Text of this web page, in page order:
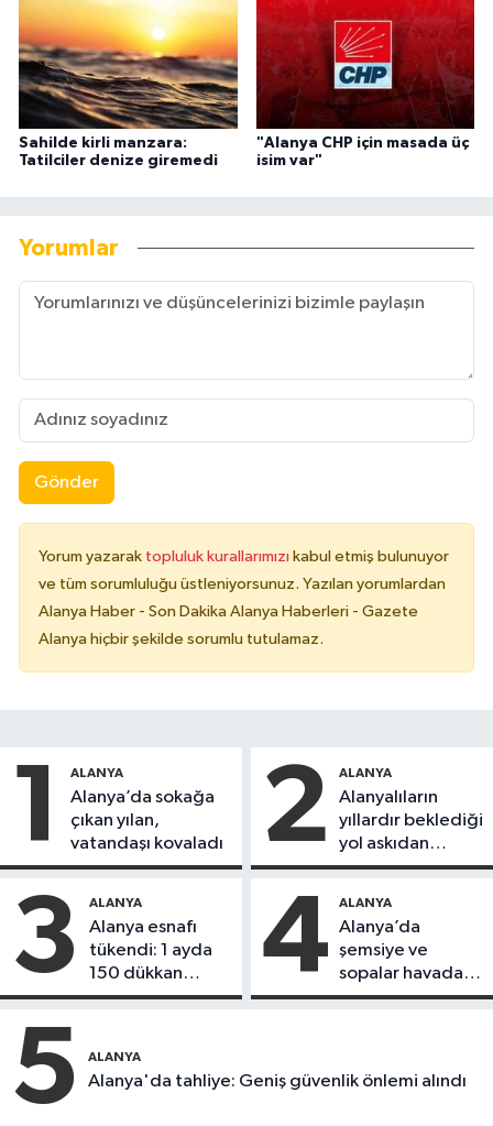
Sahilde kirli manzara:
Tatilciler denize giremedi
"Alanya CHP için masada üç
isim var"
Yorumlar
Gönder
Yorum yazarak topluluk kurallarımızı kabul etmiş bulunuyor
ve tüm sorumluluğu üstleniyorsunuz. Yazılan yorumlardan
Alanya Haber - Son Dakika Alanya Haberleri - Gazete
Alanya hiçbir şekilde sorumlu tutulamaz.
1 ALANYA
Alanya’da sokağa
çıkan yılan,
vatandaşı kovaladı
2 ALANYA
Alanyalıların
yıllardır beklediği
yol askıdan
döndü
3 ALANYA
Alanya esnafı
tükendi: 1 ayda
150 dükkan
kapandı
4 ALANYA
Alanya’da
şemsiye ve
sopalar havada
uçuştu
5 ALANYA
Alanya'da tahliye: Geniş güvenlik önlemi alındı